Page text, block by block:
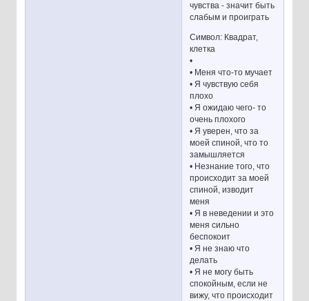
чувства - значит быть
слабым и проиграть
Символ: Квадрат,
клетка
•
• Меня что-то мучает
• Я чувствую себя
плохо
• Я ожидаю чего- то
очень плохого
• Я уверен, что за
моей спиной, что то
замышляется
• Незнание того, что
происходит за моей
спиной, изводит
меня
• Я в неведении и это
меня сильно
беспокоит
• Я не знаю что
делать
• Я не могу быть
спокойным, если не
вижу, что происходит